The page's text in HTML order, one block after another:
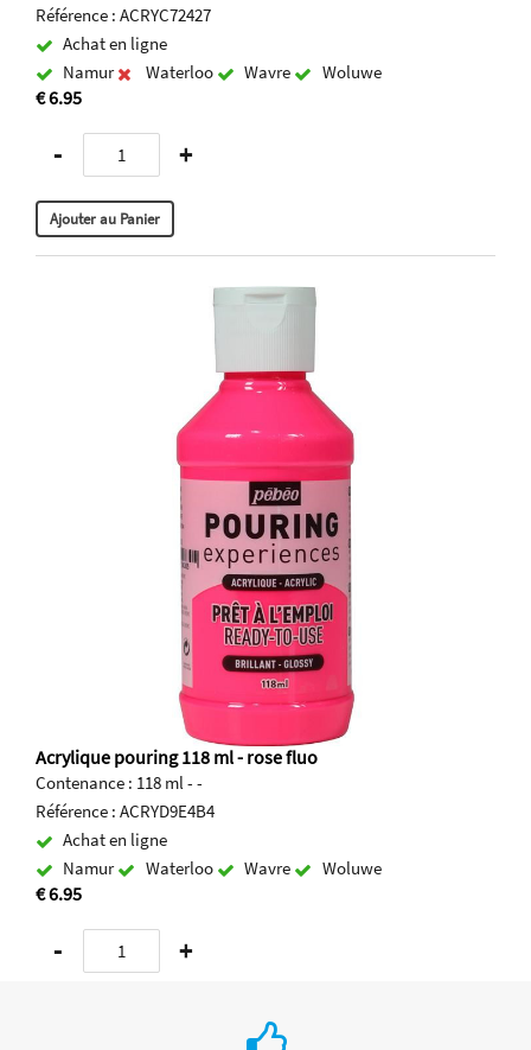
Référence : ACRYC72427
Achat en ligne
Namur
Waterloo Wavre Woluwe
€ 6.95
- +
Acrylique pouring 118 ml - rose fluo
Contenance : 118 ml - -
Référence : ACRYD9E4B4
Achat en ligne
Namur
Waterloo Wavre Woluwe
€ 6.95
- +